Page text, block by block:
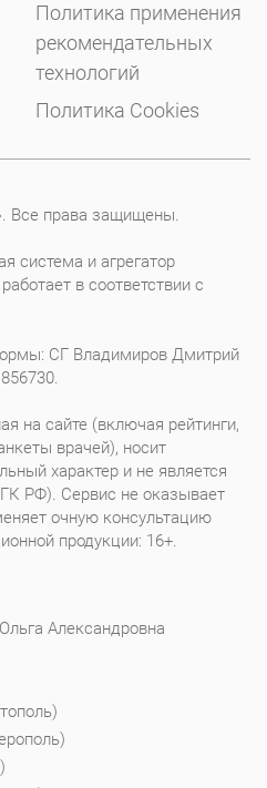
Политика применения
рекомендательных
технологий
Политика Cookies
Все права защищены.
система и агрегатор
в соответствии с
СГ Владимиров Дмитрий
на сайте (включая рейтинги,
врачей), носит
характер и не является
РФ). Сервис не оказывает
очную консультацию
продукции: 16+.
Александровна